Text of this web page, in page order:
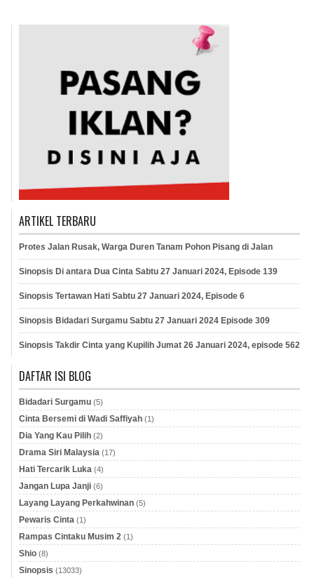
ARTIKEL TERBARU
Protes Jalan Rusak, Warga Duren Tanam Pohon Pisang di Jalan
Sinopsis Di antara Dua Cinta Sabtu 27 Januari 2024, Episode 139
Sinopsis Tertawan Hati Sabtu 27 Januari 2024, Episode 6
Sinopsis Bidadari Surgamu Sabtu 27 Januari 2024 Episode 309
Sinopsis Takdir Cinta yang Kupilih Jumat 26 Januari 2024, episode 562
DAFTAR ISI BLOG
Bidadari Surgamu (5)
Cinta Bersemi di Wadi Saffiyah (1)
Dia Yang Kau Pilih (2)
Drama Siri Malaysia (17)
Hati Tercarik Luka (4)
Jangan Lupa Janji (6)
Layang Layang Perkahwinan (5)
Pewaris Cinta (1)
Rampas Cintaku Musim 2 (1)
Shio (8)
Sinopsis (13033)